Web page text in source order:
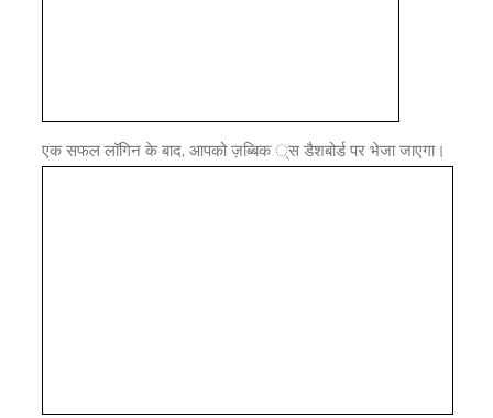
एक सफल लॉगिन के बाद, आपको ज़ब्बिक ्स डैशबोर्ड पर भेजा जाएगा।